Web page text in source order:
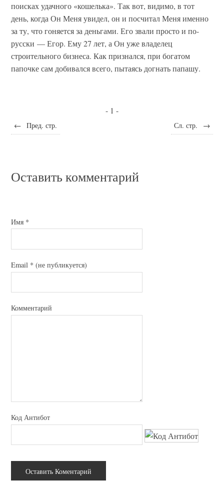
поисках удачного «кошелька». Так вот, видимо, в тот
день, когда Он Меня увидел, он и посчитал Меня именно
за ту, что гоняется за деньгами. Его звали просто и по-
русски — Егор. Ему 27 лет, а Он уже владелец
строительного бизнеса. Как признался, при богатом
папочке сам добивался всего, пытаясь догнать папашу.
- 1 -
← Пред. стр. Сл. стр. →
Оставить комментарий
Имя *
Email * (не публикуется)
Комментарий
Код Антибот